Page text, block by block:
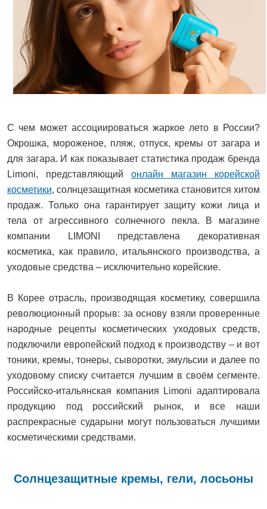
С чем может ассоциироваться жаркое лето в России?
Окрошка, мороженое, пляж, отпуск, кремы от загара и
для загара. И как показывает статистика продаж бренда
Limoni, представляющий онлайн магазин корейской
косметики, солнцезащитная косметика становится хитом
продаж. Только она гарантирует защиту кожи лица и
тела от агрессивного солнечного пекла. В магазине
компании LIMONI представлена декоративная
косметика, как правило, итальянского производства, а
уходовые средства – исключительно корейские.
В Корее отрасль, производящая косметику, совершила
революционный прорыв: за основу взяли проверенные
народные рецепты косметических уходовых средств,
подключили европейский подход к производству – и вот
тоники, кремы, тонеры, сыворотки, эмульсии и далее по
уходовому списку считается лучшим в своём сегменте.
Российско-итальянская компания Limoni адаптировала
продукцию под российский рынок, и все наши
распрекрасные сударыни могут пользоваться лучшими
косметическими средствами.
Солнцезащитные кремы, гели, лосьоны